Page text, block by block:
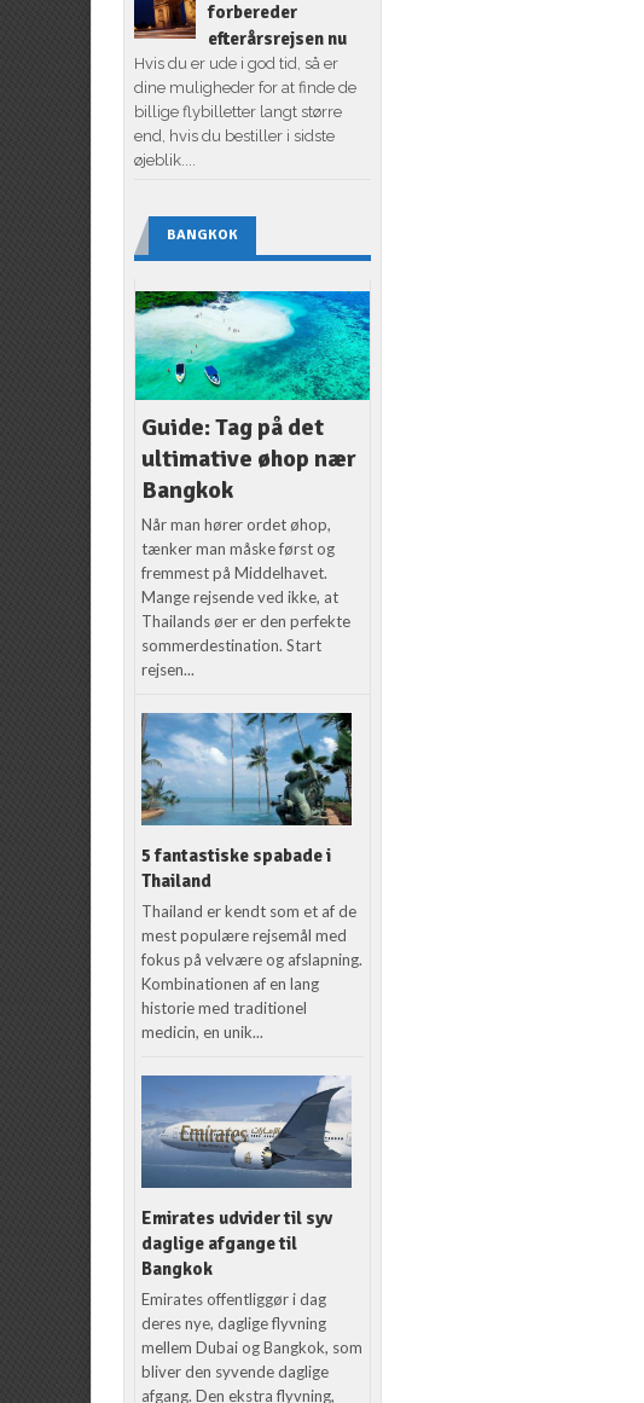
forbereder
efterårsrejsen nu
Hvis du er ude i god tid, så er
dine muligheder for at finde de
billige flybilletter langt større
end, hvis du bestiller i sidste
øjeblik....
BANGKOK
Guide: Tag på det
ultimative øhop nær
Bangkok
Når man hører ordet øhop,
tænker man måske først og
fremmest på Middelhavet.
Mange rejsende ved ikke, at
Thailands øer er den perfekte
sommerdestination. Start
rejsen...
5 fantastiske spabade i
Thailand
Thailand er kendt som et af de
mest populære rejsemål med
fokus på velvære og afslapning.
Kombinationen af en lang
historie med traditionel
medicin, en unik...
Emirates udvider til syv
daglige afgange til
Bangkok
Emirates offentliggør i dag
deres nye, daglige flyvning
mellem Dubai og Bangkok, som
bliver den syvende daglige
afgang. Den ekstra flyvning,